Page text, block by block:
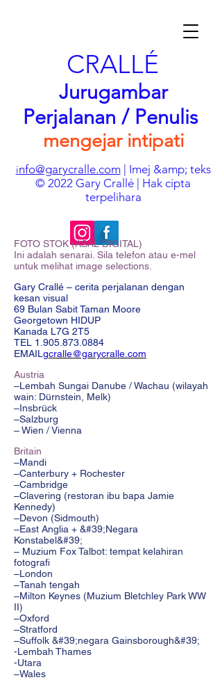
CRALLÉ
Jurugambar
Perjalanan / Penulis
mengejar intipati
info@garycralle.com| Imej &amp; teks
© 2022 Gary Crallé | Hak cipta
terpelihara
FOTO STOK (ASAL DIGITAL)
Ini adalah senarai. Sila telefon atau e-mel
untuk melihat image selections.
Gary Crallé – cerita perjalanan dengan
kesan visual
69 Bulan Sabit Taman Moore
Georgetown HIDUP
Kanada L7G 2T5
TEL 1.905.873.0884
EMAILgcralle@garycralle.com
Austria
–Lembah Sungai Danube / Wachau (wilayah
wain: Dürnstein, Melk)
–Insbrück
–Salzburg
– Wien / Vienna
Britain
–Mandi
–Canterbury + Rochester
–Cambridge
–Clavering (restoran ibu bapa Jamie
Kennedy)
–Devon (Sidmouth)
–East Anglia + &#39;Negara
Konstabel&#39;
– Muzium Fox Talbot: tempat kelahiran
fotografi
–London
–Tanah tengah
–Milton Keynes (Muzium Bletchley Park WW
II)
–Oxford
–Stratford
–Suffolk &#39;negara Gainsborough&#39;
-Lembah Thames
-Utara
–Wales